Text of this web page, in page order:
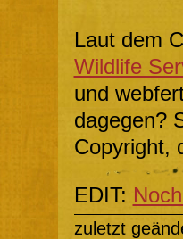
Laut dem
Wildlife
und
dagegen?
Copyright,
EDIT:
zuletzt